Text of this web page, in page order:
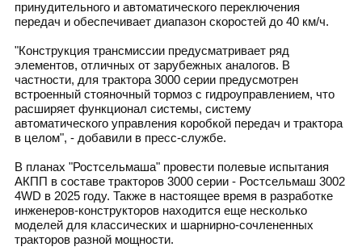
принудительного и автоматического переключения
передач и обеспечивает диапазон скоростей до 40 км/ч.
"Конструкция трансмиссии предусматривает ряд
элементов, отличных от зарубежных аналогов. В
частности, для трактора 3000 серии предусмотрен
встроенный стояночный тормоз с гидроуправлением, что
расширяет функционал системы, систему
автоматического управления коробкой передач и трактора
в целом", - добавили в пресс-службе.
В планах "Ростсельмаша" провести полевые испытания
АКПП в составе тракторов 3000 серии - Ростсельмаш 3002
4WD в 2025 году. Также в настоящее время в разработке
инженеров-конструкторов находится еще несколько
моделей для классических и шарнирно-сочлененных
тракторов разной мощности.